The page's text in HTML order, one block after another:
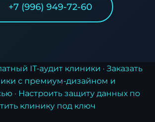
+7 (996) 949-72-60
IT-аудит клиники ·Заказать
с премиум-дизайном и
· Настроить защиту данных по
клинику под ключ